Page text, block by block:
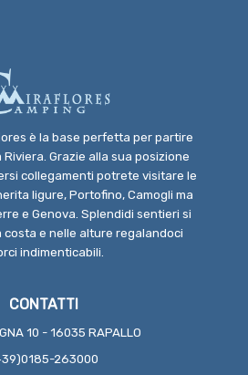
è la base perfetta per partire
Grazie alla sua posizione
collegamenti potrete visitare le
ligure, Portofino, Camogli ma
e Genova. Splendidi sentieri si
costa e nelle alture regalandoci
indimenticabili.
CONTATTI
10 - 16035 RAPALLO
263000